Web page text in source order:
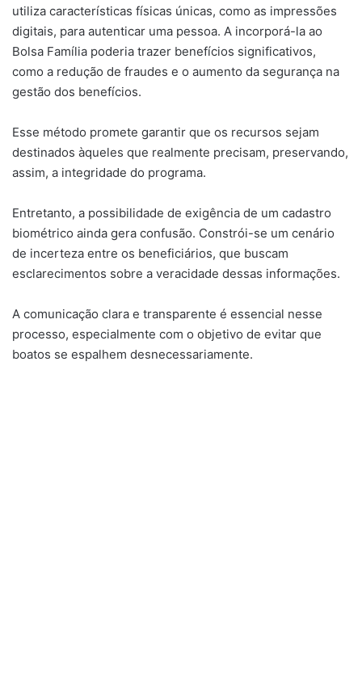
utiliza características físicas únicas, como as impressões
digitais, para autenticar uma pessoa. A incorporá-la ao
Bolsa Família poderia trazer benefícios significativos,
como a redução de fraudes e o aumento da segurança na
gestão dos benefícios.
Esse método promete garantir que os recursos sejam
destinados àqueles que realmente precisam, preservando,
assim, a integridade do programa.
Entretanto, a possibilidade de exigência de um cadastro
biométrico ainda gera confusão. Constrói-se um cenário
de incerteza entre os beneficiários, que buscam
esclarecimentos sobre a veracidade dessas informações.
A comunicação clara e transparente é essencial nesse
processo, especialmente com o objetivo de evitar que
boatos se espalhem desnecessariamente.